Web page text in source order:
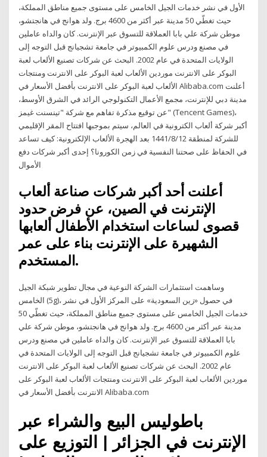
الأول في نشر خدمات الجيل الخامس على مستوى جميع مناطق المملكة،
حيث تغطّي 50 مدينة عبر أكثر من 4600 برج. ولد هوانج في هانجتشو،
موطن شركة علي بابا العملاقة للتسوق عبر الإنترنت. كان والداه عاملين
في مصنع ودرس علوم الكمبيوتر في جامعة تشجيانج قبل التوجه إلى
الولايات المتحدة في عام 2002. البحث عن شركات تصنيع الألعاب لعبة
البوكر على الانترنت موردين الألعاب لعبة البوكر على الانترنت ومنتجات
الألعاب لعبة البوكر على الانترنت بأفضل الأسعار في Alibaba.com أعلنت
مدينة دبي للإنترنت، مجمع الأعمال التكنولوجي الرائد في الشرق الأوسط،
عن توقيع مذكرة تفاهم مع شركة "تينسنت غيمز" (Tencent Games)،
أكبر شركة ألعاب الكترونية في العالم، سيتم بموجبها افتتاح المقر الإقليمي
للشركة لمنطقة 12‏‏/8‏‏/1441 بعد الهجرة الألعاب الإلكترونية: كيف تساعد
في الحفاظ على صحتنا النفسية في زمن الكورونا؟ إحدى أكبر شركات دفع
الأموال
أعلنت أحد أكبر شركات صناعة ألعاب
الإنترنت في الصين، عن فرض حدود
قصوى لساعات استخدام الأطفال ألعابها
الشهيرة على الإنترنت بناء على عمر
المستخدم.
وساهمت استثمارات الشركة النوعية في مجال تطوير شبكة الجيل
الخامس (5g)، في حصول «زين السعودية» على المركز الأول في نشر
خدمات الجيل الخامس على مستوى جميع مناطق المملكة، حيث تغطّي 50
مدينة عبر أكثر من 4600 برج. ولد هوانج في هانجتشو، موطن شركة علي
بابا العملاقة للتسوق عبر الإنترنت. كان والداه عاملين في مصنع ودرس
علوم الكمبيوتر في جامعة تشجيانج قبل التوجه إلى الولايات المتحدة في
عام 2002. البحث عن شركات تصنيع الألعاب لعبة البوكر على الانترنت
موردين الألعاب لعبة البوكر على الانترنت ومنتجات الألعاب لعبة البوكر على
الانترنت بأفضل الأسعار في Alibaba.com
باطوليس البيع والشراء عبر
الإنترنت في الجزائر | التوزيع على